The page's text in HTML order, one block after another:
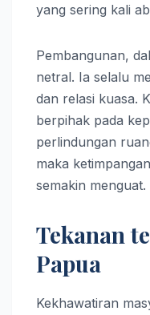
yang sering kali
Pembangunan,
netral. Ia selalu
dan relasi kuasa.
berpihak pada
perlindungan
maka
semakin menguat.
Tekanan
Papua
Kekhawatiran